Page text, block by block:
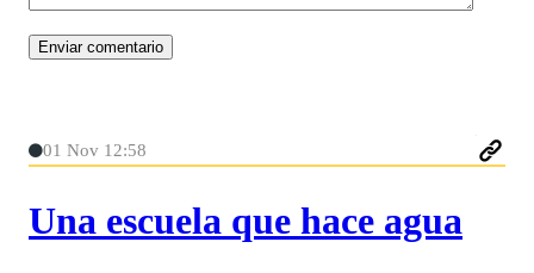
01 Nov 12:58
Una escuela que hace agua